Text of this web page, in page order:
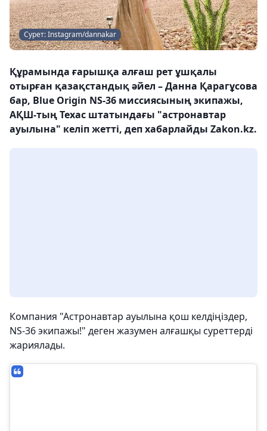
Сурет: Instagram/dannakar
Құрамында ғарышқа алғаш рет ұшқалы
отырған қазақстандық әйел – Данна Қарагұсова
бар, Blue Origin NS-36 миссиясының экипажы,
АҚШ-тың Техас штатындағы "астронавтар
ауылына" келіп жетті, деп хабарлайды Zakon.kz.
Компания "Астронавтар ауылына қош келдіңіздер,
NS-36 экипажы!" деген жазумен алғашқы суреттерді
жариялады.